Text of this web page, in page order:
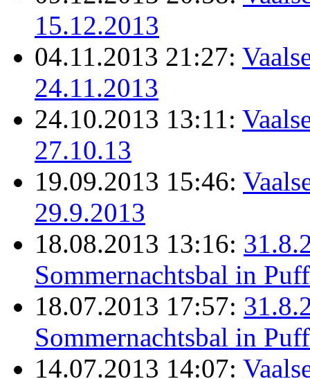
15.12.2013
04.11.2013 21:27:
24.11.2013
24.10.2013 13:11:
27.10.13
19.09.2013 15:46:
29.9.2013
18.08.2013 13:16:
Sommernachtsbal in
18.07.2013 17:57:
Sommernachtsbal in
14.07.2013 14:07: